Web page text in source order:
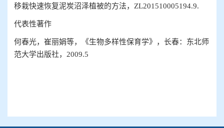
移栽快速恢复泥炭沼泽植被的方法， ZL201510005194.9.
代表性著作
何春光，崔丽娟等，《生物多样性保育学》，长春：东北师
范大学出版社， 2009.5